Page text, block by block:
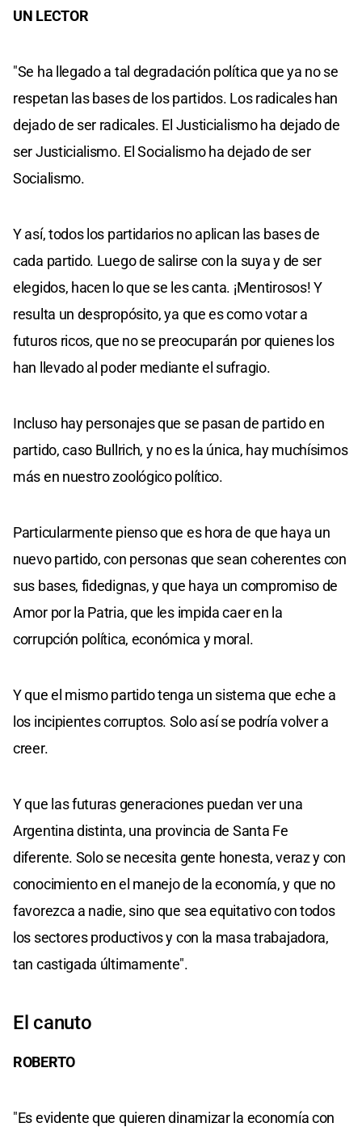
UN LECTOR
"Se ha llegado a tal degradación política que ya no se
respetan las bases de los partidos. Los radicales han
dejado de ser radicales. El Justicialismo ha dejado de
ser Justicialismo. El Socialismo ha dejado de ser
Socialismo.
Y así, todos los partidarios no aplican las bases de
cada partido. Luego de salirse con la suya y de ser
elegidos, hacen lo que se les canta. ¡Mentirosos! Y
resulta un despropósito, ya que es como votar a
futuros ricos, que no se preocuparán por quienes los
han llevado al poder mediante el sufragio.
Incluso hay personajes que se pasan de partido en
partido, caso Bullrich, y no es la única, hay muchísimos
más en nuestro zoológico político.
Particularmente pienso que es hora de que haya un
nuevo partido, con personas que sean coherentes con
sus bases, fidedignas, y que haya un compromiso de
Amor por la Patria, que les impida caer en la
corrupción política, económica y moral.
Y que el mismo partido tenga un sistema que eche a
los incipientes corruptos. Solo así se podría volver a
creer.
Y que las futuras generaciones puedan ver una
Argentina distinta, una provincia de Santa Fe
diferente. Solo se necesita gente honesta, veraz y con
conocimiento en el manejo de la economía, y que no
favorezca a nadie, sino que sea equitativo con todos
los sectores productivos y con la masa trabajadora,
tan castigada últimamente".
El canuto
ROBERTO
"Es evidente que quieren dinamizar la economía con